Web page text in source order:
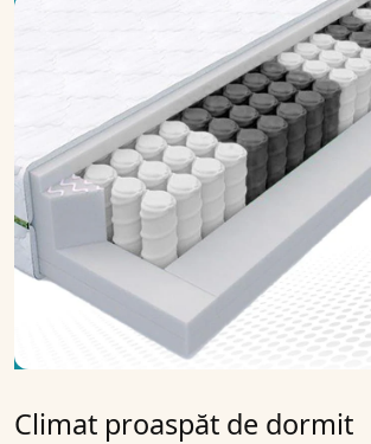
Climat proaspăt de dormit